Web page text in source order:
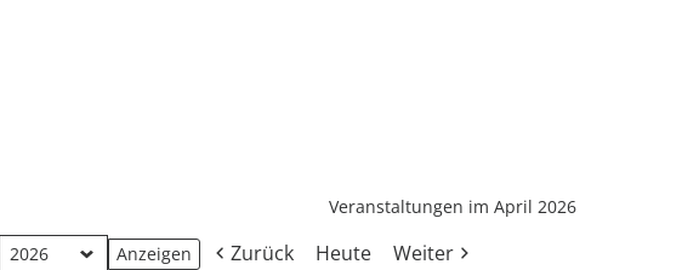
Veranstaltungen im April 2026
Zurück Heute Weiter